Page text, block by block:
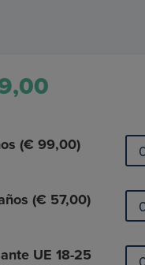
(€ 99,00)
(€ 57,00)
UE 18-25